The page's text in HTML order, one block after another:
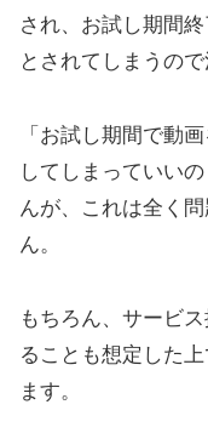
され、お試し期間
とされてしまうの
「お試し期間で動
してしまっていい
んが、これは全く
ん。
もちろん、サービ
ることも想定した
ます。